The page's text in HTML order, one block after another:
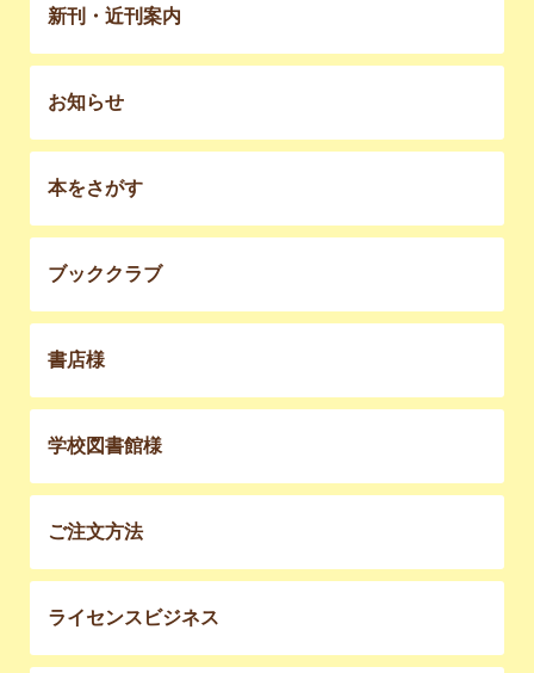
新刊・近刊案内
お知らせ
本をさがす
ブッククラブ
書店様
学校図書館様
ご注文方法
ライセンスビジネス